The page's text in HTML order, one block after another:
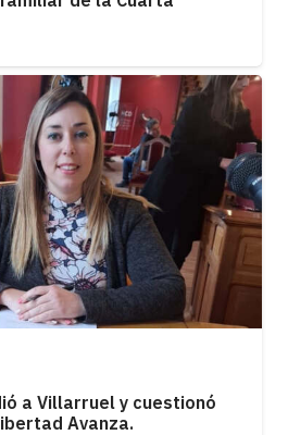
a Villarruel y cuestionó
Avanza.